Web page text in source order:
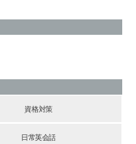
資格対策
日常英会話